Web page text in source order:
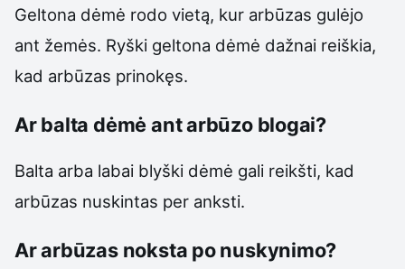
Geltona dėmė rodo vietą, kur arbūzas gulėjo
ant žemės. Ryški geltona dėmė dažnai reiškia,
kad arbūzas prinokęs.
Ar balta dėmė ant arbūzo blogai?
Balta arba labai blyški dėmė gali reikšti, kad
arbūzas nuskintas per anksti.
Ar arbūzas noksta po nuskynimo?